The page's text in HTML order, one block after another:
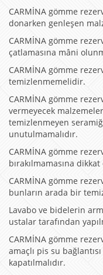
CARMİNA gömme
donarken genleşen
CARMİNA gömme
çatlamasına mâni
CARMİNA gömme
temizlenmemelidir.
CARMİNA gömme
vermeyecek
temizlenmeyen
unutulmamalıdır.
CARMİNA gömme
bırakılmamasına
CARMİNA gömme
bunların arada bir
Lavabo ve bidelerin
ustalar tarafından
CARMİNA gömme
amaçlı pis su
kapatılmalıdır.